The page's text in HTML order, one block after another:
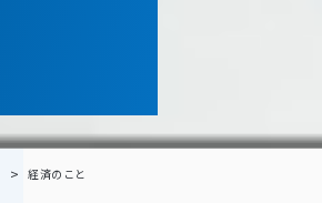
経済のこと